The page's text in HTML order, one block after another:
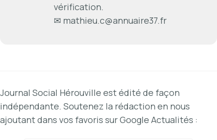
vérification.
✉ mathieu.c@annuaire37.fr
Journal Social Hérouville est édité de façon
indépendante. Soutenez la rédaction en nous
ajoutant dans vos favoris sur Google Actualités :